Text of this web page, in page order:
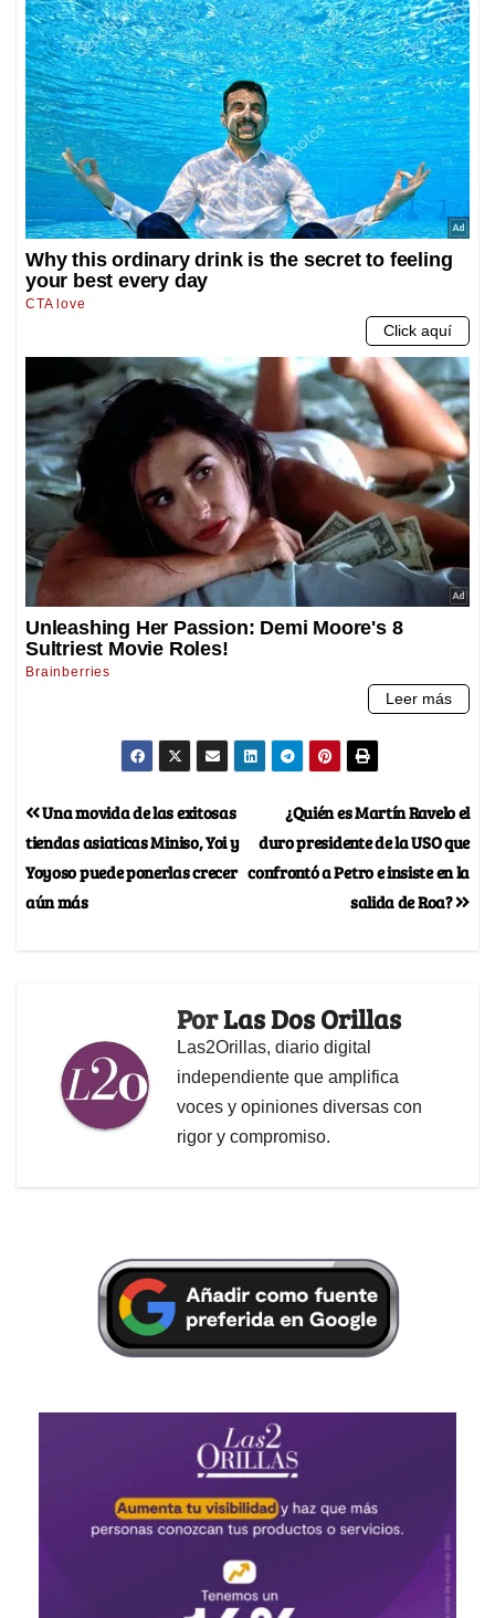
¿Quién es Martín Ravelo el
duro presidente de la USO que
confrontó a Petro e insiste en la
salida de Roa?
Una movida de las exitosas
tiendas asiaticas Miniso, Yoi y
Yoyoso puede ponerlas crecer
aún más
PorLas Dos Orillas
Las2Orillas, diario digital
independiente que amplifica
voces y opiniones diversas con
rigor y compromiso.